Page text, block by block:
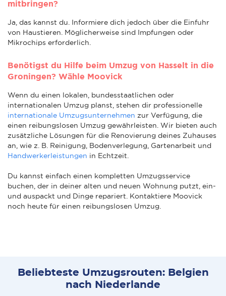
mitbringen?
Ja, das kannst du. Informiere dich jedoch über die Einfuhr
von Haustieren. Möglicherweise sind Impfungen oder
Mikrochips erforderlich.
Benötigst du Hilfe beim Umzug von Hasselt in die
Groningen? Wähle Moovick
Wenn du einen lokalen, bundesstaatlichen oder
internationalen Umzug planst, stehen dir professionelle
internationale Umzugsunternehmen zur Verfügung, die
einen reibungslosen Umzug gewährleisten. Wir bieten auch
zusätzliche Lösungen für die Renovierung deines Zuhauses
an, wie z. B. Reinigung, Bodenverlegung, Gartenarbeit und
Handwerkerleistungen in Echtzeit.
Du kannst einfach einen kompletten Umzugsservice
buchen, der in deiner alten und neuen Wohnung putzt, ein-
und auspackt und Dinge repariert. Kontaktiere Moovick
noch heute für einen reibungslosen Umzug.
Beliebteste Umzugsrouten: Belgien
nach Niederlande